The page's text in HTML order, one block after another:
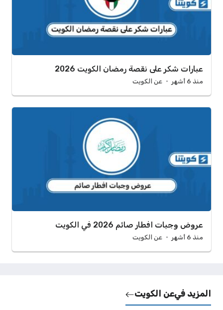
عبارات شكر على نقصة رمضان الكويت 2026
منذ 6 أشهر عن الكويت
عروض وجبات افطار صائم 2026 في الكويت
منذ 6 أشهر عن الكويت
المزيد فيعن الكويت